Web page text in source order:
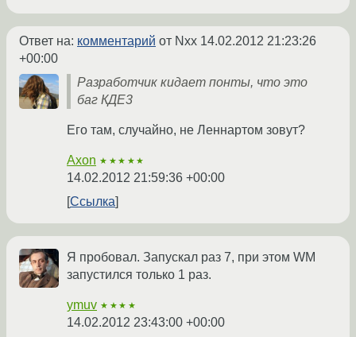
Ответ на: комментарий от Nxx 14.02.2012 21:23:26
+00:00
Разработчик кидает понты, что это
баг КДЕ3
Его там, случайно, не Леннартом зовут?
Axon ★★★★★
14.02.2012 21:59:36 +00:00
Ссылка
Я пробовал. Запускал раз 7, при этом WM
запустился только 1 раз.
ymuv ★★★★
14.02.2012 23:43:00 +00:00